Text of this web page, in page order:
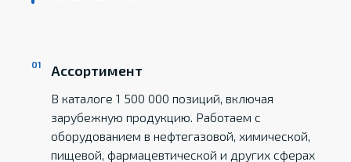
Ассортимент
В каталоге 1 500 000 позиций, включая
зарубежную продукцию. Работаем с
оборудованием в нефтегазовой, химической,
пищевой, фармацевтической и других сферах